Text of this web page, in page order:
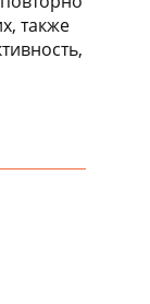
также